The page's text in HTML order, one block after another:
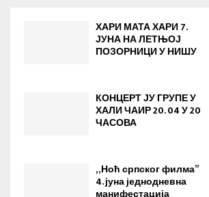
ХАРИ МАТА ХАРИ 7.
ЈУНА НА ЛЕТЊОЈ
ПОЗОРНИЦИ У НИШУ
КОНЦЕРТ ЈУ ГРУПЕ У
ХАЛИ ЧАИР 20. 04 У 20
ЧАСОВА
„Ноћ српског филма”
4. јуна jеднодневна